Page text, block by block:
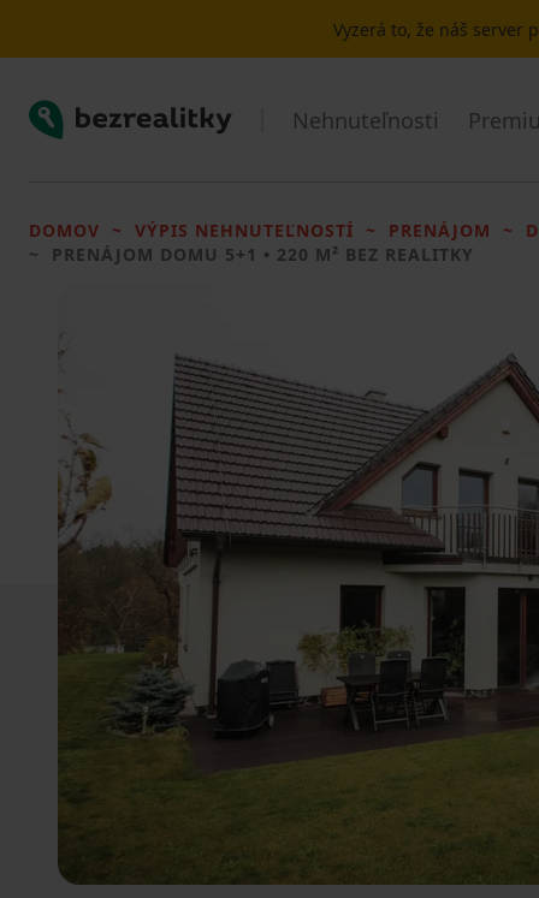
Vyzerá to, že náš server
Bezrealitky Nehnuteľnosti
DOMOV VÝPIS NEHNUTEĽNOSTÍ PRENÁJOM
PRENÁJOM DOMU 5+1 • 220 M² BEZ REALITKY